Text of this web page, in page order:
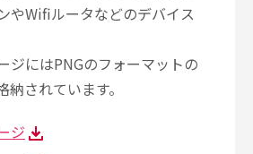
やWifiルータなどのデバイス
ジにはPNGのフォーマットの
されています。
ジ